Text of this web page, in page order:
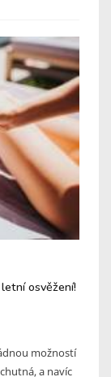
osvěžení!
možností
a navíc